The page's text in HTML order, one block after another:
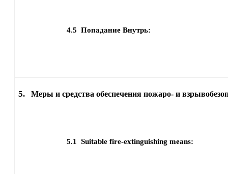
4.5 Попадание Внутрь:
5. Меры и средства обеспечения пожаро- и
5.1 Suitable fire-extinguishing means: